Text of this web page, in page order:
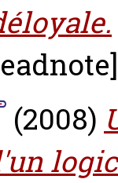
(2008)